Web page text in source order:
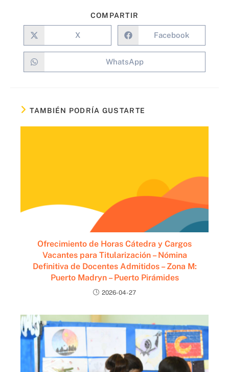
COMPARTIR
X Facebook
WhatsApp
TAMBIÉN PODRÍA GUSTARTE
Ofrecimiento de Horas Cátedra y Cargos
Vacantes para Titularización – Nómina
Definitiva de Docentes Admitidos – Zona M:
Puerto Madryn – Puerto Pirámides
2026-04-27